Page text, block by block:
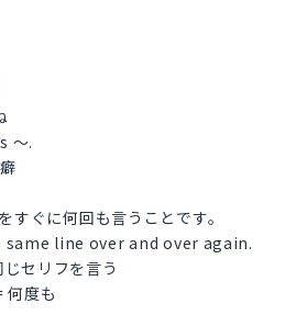
～.
すぐに何回も言うことです。
line over and over again.
セリフを言う
度も